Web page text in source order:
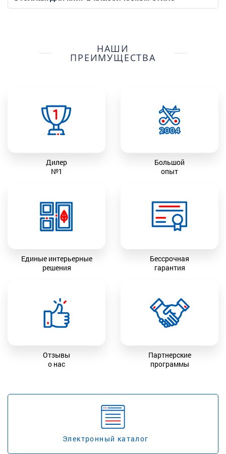
НАШИ
ПРЕИМУЩЕСТВА
Дилер
№1
Большой
опыт
Единые интерьерные
решения
Бессрочная
гарантия
Отзывы
о нас
Партнерские
программы
Электронный каталог